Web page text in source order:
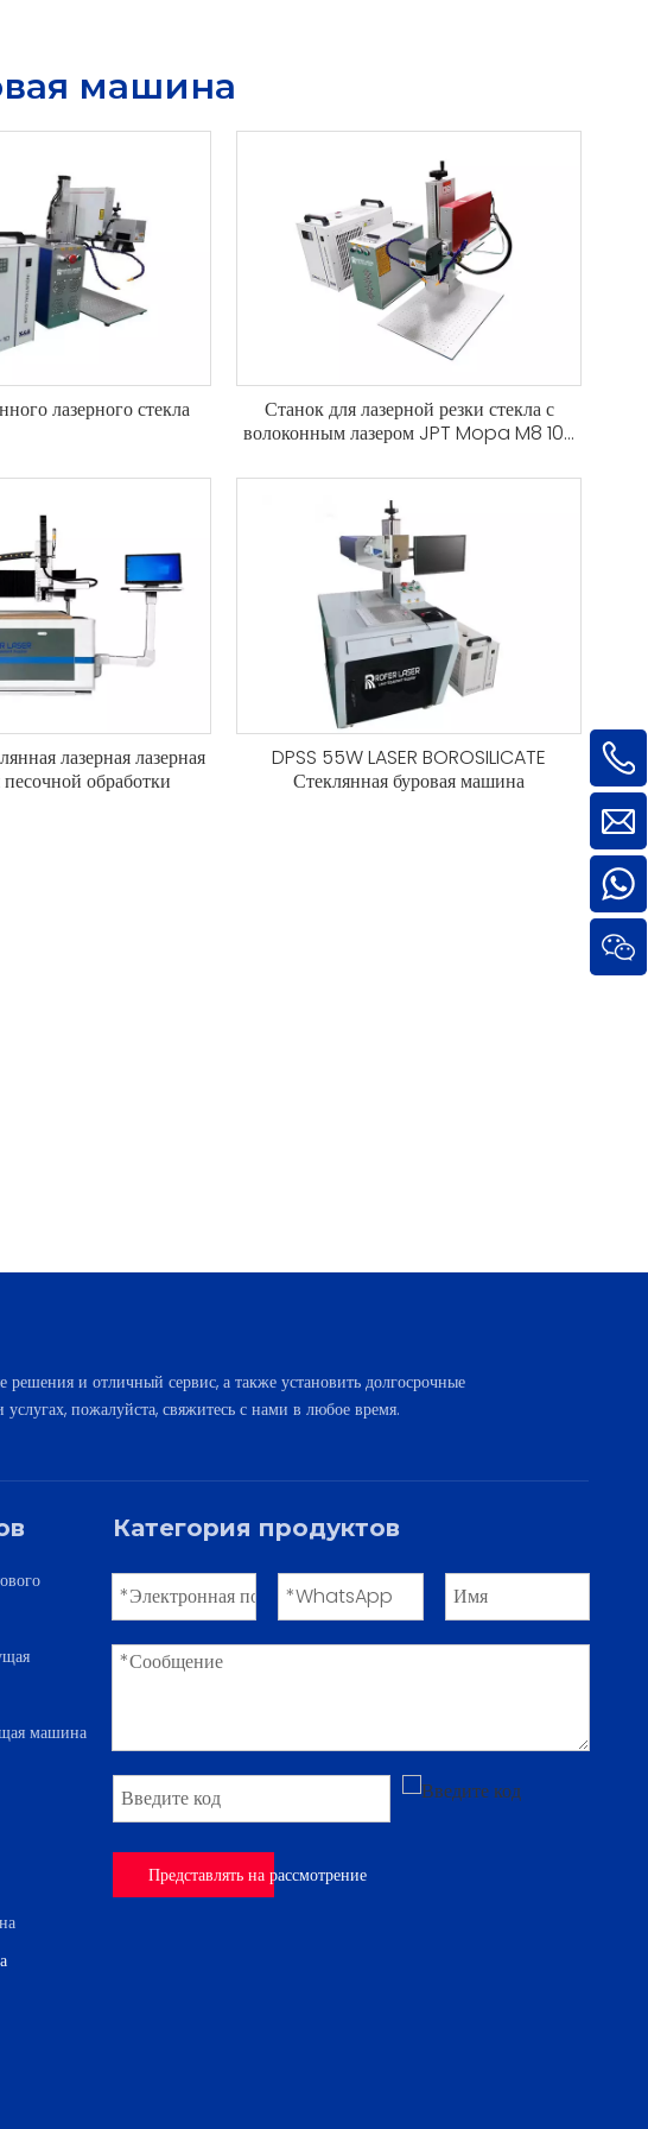
машина
лазерного стекла
Станок для лазерной резки стекла с
волоконным лазером JPT Mopa M8 100
лазерная лазерная
обработки
DPSS 55W LASER BOROSILICATE
Стеклянная буровая машина
и отличный сервис, а также установить долгосрочные
пожалуйста, свяжитесь с нами в любое время.
машина
Категория продуктов
Представлять на рассмотрение